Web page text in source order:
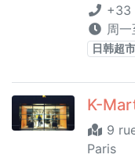
+33
周
日韩超市
K-
9
Paris